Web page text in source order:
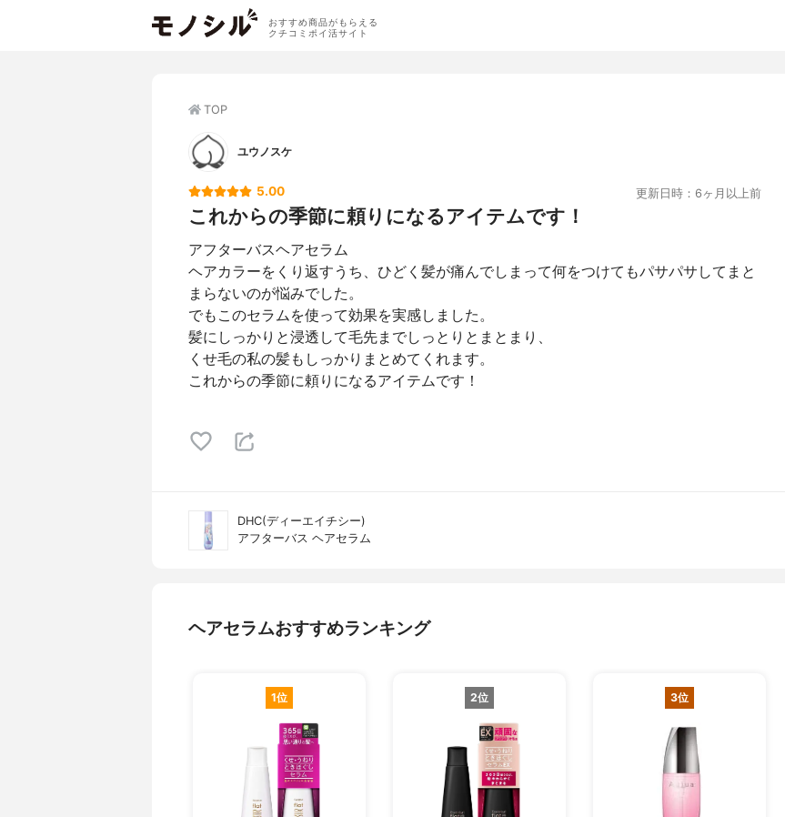
おすすめ商品がもらえる
クチコミポイ活サイト
TOP
ユウノスケ
5.00 更新日時：6ヶ月以上前
これからの季節に頼りになるアイテムです！
アフターバスヘアセラム
ヘアカラーをくり返すうち、ひどく髪が痛んでしまって何をつけてもパサパサしてまと
まらないのが悩みでした。
でもこのセラムを使って効果を実感しました。
髪にしっかりと浸透して毛先までしっとりとまとまり、
くせ毛の私の髪もしっかりまとめてくれます。
これからの季節に頼りになるアイテムです！
DHC(ディーエイチシー)
アフターバス ヘアセラム
ヘアセラムおすすめランキング
1位 2位 3位